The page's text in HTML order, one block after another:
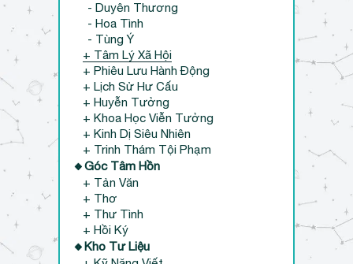
- Duyên Thương
- Hoa Tình
- Tùng Ý
+ Tâm Lý Xã Hội
+ Phiêu Lưu Hành Động
+ Lịch Sử Hư Cấu
+ Huyễn Tưởng
+ Khoa Học Viễn Tưởng
+ Kinh Dị Siêu Nhiên
+ Trinh Thám Tội Phạm
🔸Góc Tâm Hồn
+ Tản Văn
+ Thơ
+ Thư Tình
+ Hồi Ký
🔸Kho Tư Liệu